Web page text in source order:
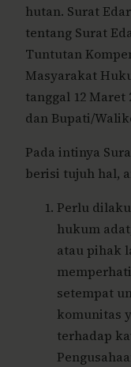
hutan. Surat
tentang Surat
Tuntutan
Masyarakat
tanggal 12
dan Bupati/
Pada intinya
berisi tujuh hal,
Perlu
hukum
atau pihak
setempat
komunitas
terhadap